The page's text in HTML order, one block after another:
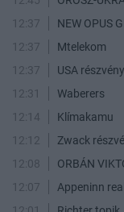
12:37
NEW OPUS
12:37
Mtelekom
12:37
USA
12:31
Waberers
12:14
Klímakamu
12:12
Zwack
12:08
ORBÁN
12:07
Appeninn real